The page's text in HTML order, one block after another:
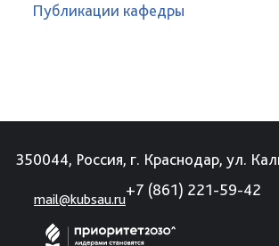
Публикации кафедры
350044, Россия, г. Краснодар, ул.
mail@kubsau.ru
+7 (861) 221-59-42